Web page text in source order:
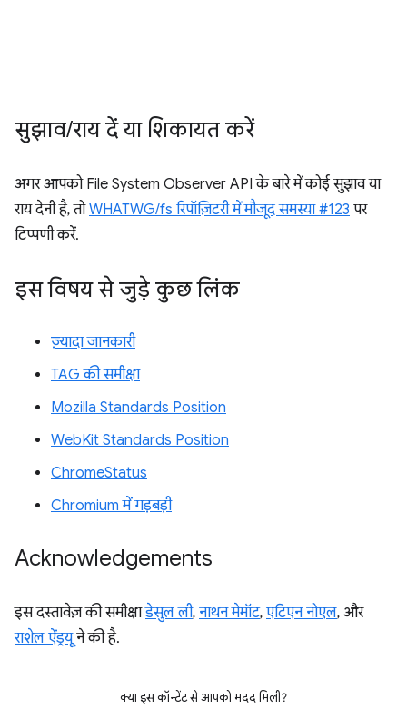
सुझाव/राय दें या शिकायत करें
अगर आपको File System Observer API के बारे में कोई सुझाव या
राय देनी है, तोWHATWG/fs रिपॉज़िटरी में मौजूद समस्या #123 पर
टिप्पणी करें.
इस विषय से जुड़े कुछ लिंक
ज़्यादा जानकारी
TAG की समीक्षा
Mozilla Standards Position
WebKit Standards Position
ChromeStatus
Chromium में गड़बड़ी
Acknowledgements
इस दस्तावेज़ की समीक्षाडेसुल ली, नाथन मेमॉट, एटिएन नोएल, और
राशेल ऐंड्रयूने की है.
क्या इस कॉन्टेंट से आपको मदद मिली?